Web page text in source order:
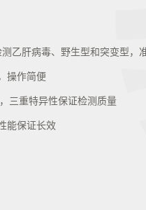
乙肝病毒、野生型和突变型，
操作简便
三重特异性保证检测质量
能保证长效